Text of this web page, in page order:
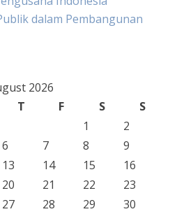
dalam Pembangunan
2026
T F S
S
1
2
6 7 8
9
13 14 15
16
20 21 22
23
27 28 29 30